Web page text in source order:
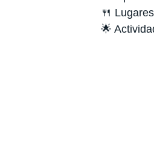
🍴
🌟